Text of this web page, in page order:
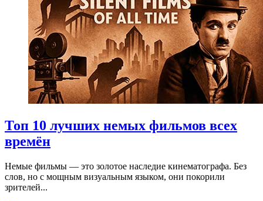
Топ 10 лучших немых фильмов всех
времён
Немые фильмы — это золотое наследие кинематографа. Без
слов, но с мощным визуальным языком, они покорили
зрителей...